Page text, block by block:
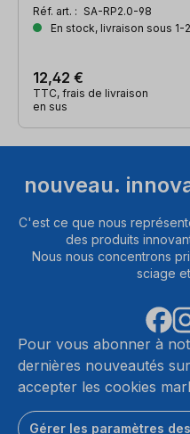
Réf. art. : SA-RP2.0-98
En stock, livraison sous 1-
12,42 €
TTC, frais de livraison
en sus
nouveau.
C'est ce que nous
des produits
Nous nous concentrons
sciage
Pour vous abonner à
dernières nouveautés
accepter les cookies
Gérer les paramètres